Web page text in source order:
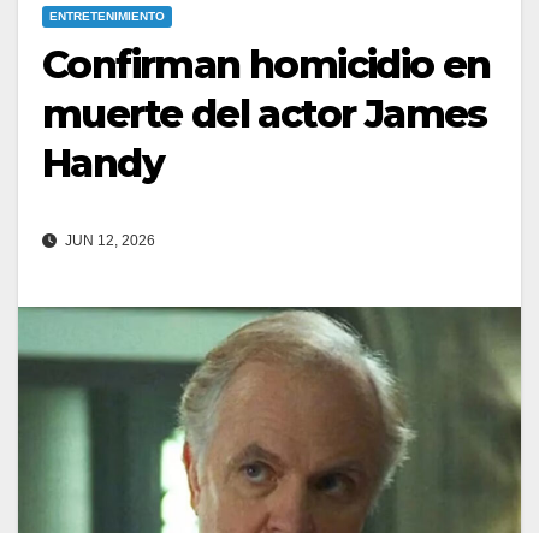
ENTRETENIMIENTO
Confirman homicidio en
muerte del actor James
Handy
JUN 12, 2026